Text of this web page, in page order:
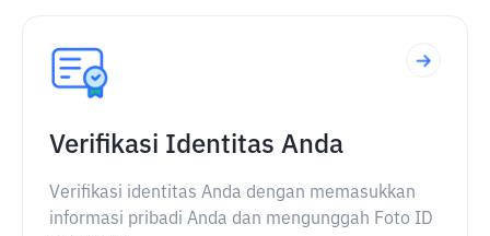
Verifikasi Identitas Anda
Verifikasi identitas Anda dengan memasukkan
informasi pribadi Anda dan mengunggah Foto ID